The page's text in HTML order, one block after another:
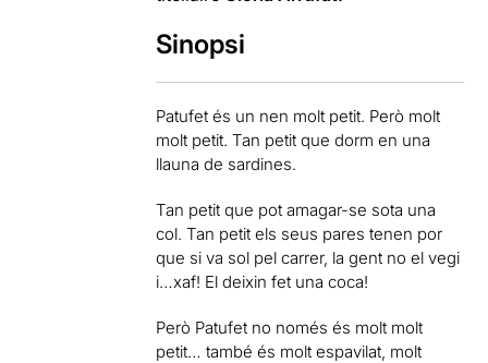
Sinopsi
Patufet és un nen molt petit. Però molt
molt petit. Tan petit que dorm en una
llauna de sardines.
Tan petit que pot amagar-se sota una
col. Tan petit els seus pares tenen por
que si va sol pel carrer, la gent no el vegi
i…xaf! El deixin fet una coca!
Però Patufet no només és molt molt
petit… també és molt espavilat, molt